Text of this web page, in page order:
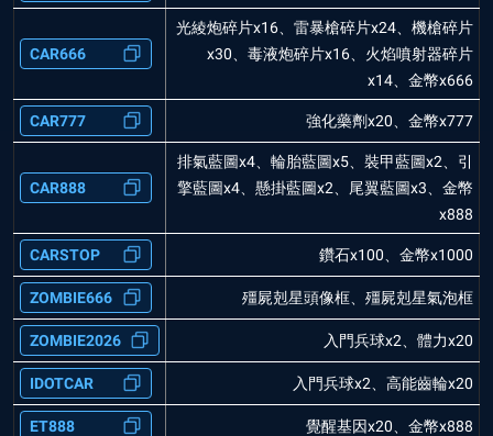
CAR666
光綾炮碎片x16、雷暴槍碎片x24、機槍碎片
x30、毒液炮碎片x16、火焰噴射器碎片
x14、金幣x666
CAR777 強化藥劑x20、金幣x777
CAR888
排氣藍圖x4、輪胎藍圖x5、裝甲藍圖x2、引
擎藍圖x4、懸掛藍圖x2、尾翼藍圖x3、金幣
x888
CARSTOP 鑽石x100、金幣x1000
ZOMBIE666 殭屍剋星頭像框、殭屍剋星氣泡框
ZOMBIE2026 入門兵球x2、體力x20
IDOTCAR 入門兵球x2、高能齒輪x20
ET888 覺醒基因x20、金幣x888